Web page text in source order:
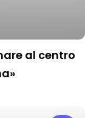
al centro